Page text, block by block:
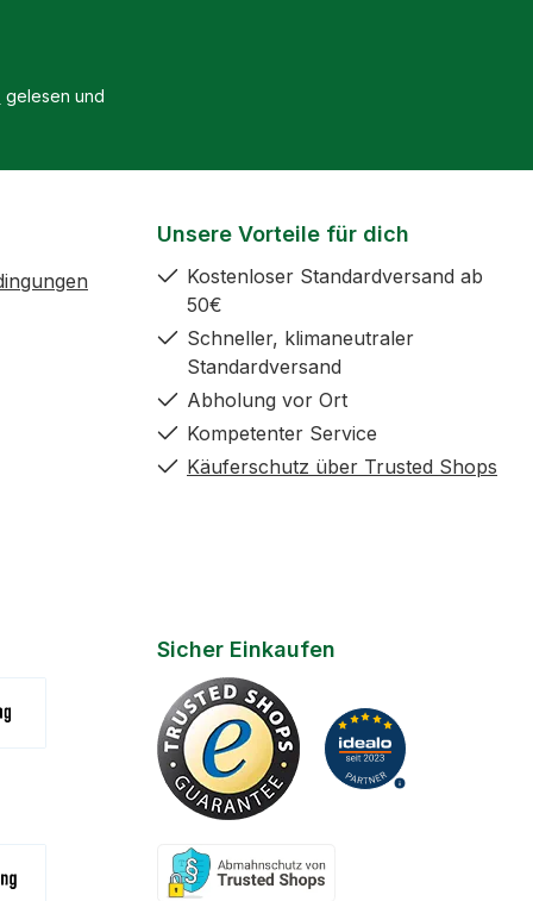
gelesen und
Unsere Vorteile für dich
Kostenloser Standardversand ab
50€
Schneller, klimaneutraler
Standardversand
Abholung vor Ort
Kompetenter Service
Käuferschutz über Trusted Shops
7 Tage)
Sicher Einkaufen